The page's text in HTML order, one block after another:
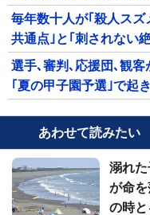
毎年数十人が｢殺人ス
共通点｣と｢刺されない
選手､審判､応援団､観
｢夏の甲子園予選｣で起
あわせて読みたい
溺れ
が命
の時